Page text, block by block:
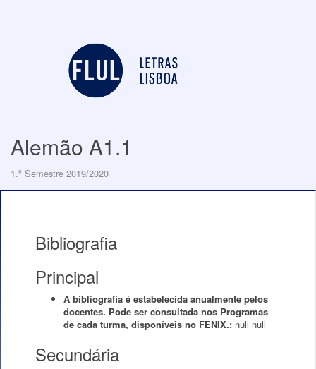
Alemão A1.1
1.º Semestre 2019/2020
Bibliografia
Principal
A bibliografia é estabelecida anualmente pelos
docentes. Pode ser consultada nos Programas
de cada turma, disponíveis no FENIX.: null null
Secundária